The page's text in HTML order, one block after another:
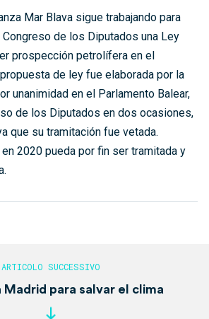
Mar Blava sigue trabajando para
de los Diputados una Ley
prospección petrolífera en el
de ley fue elaborada por la
unanimidad en el Parlamento Balear,
de los Diputados en dos ocasiones,
que su tramitación fue vetada.
en 2020 pueda por fin ser tramitada y
Madrid para salvar el clima